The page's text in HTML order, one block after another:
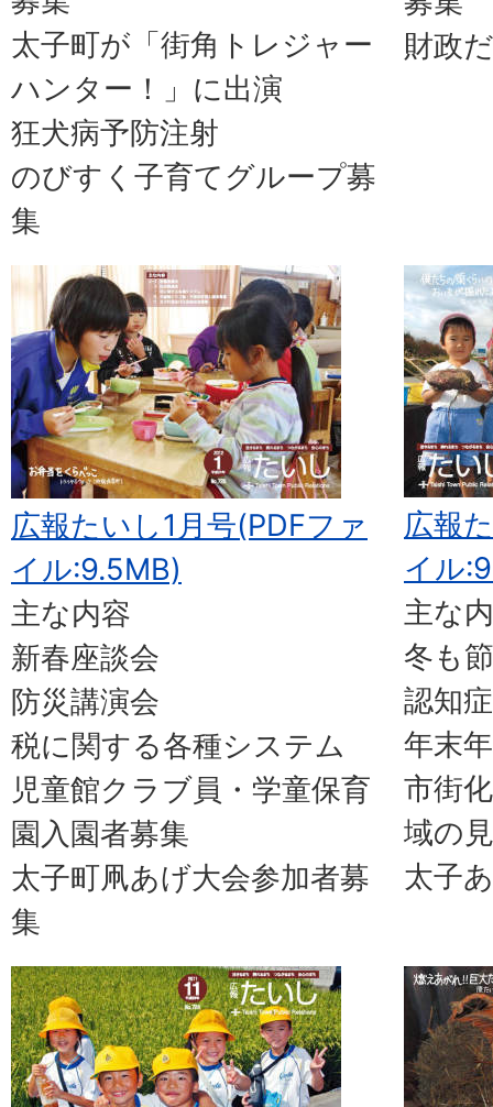
太子町が「街角トレジャー
ハンター！」に出演
狂犬病予防注射
のびすく子育てグループ募
集
財政
広報たいし1月号(PDFファ
イル:9.5MB)
主な内容
新春座談会
防災講演会
税に関する各種システム
児童館クラブ員・学童保育
園入園者募集
太子町凧あげ大会参加者募
集
広報
イル
主な
冬も
認知
年末
市街
域の
太子